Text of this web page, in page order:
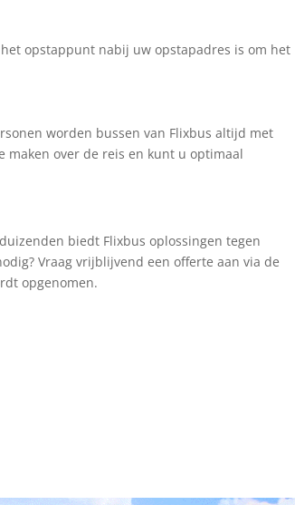
opstappunt nabij uw opstapadres is om het
worden bussen van Flixbus altijd met
maken over de reis en kunt u optimaal
biedt Flixbus oplossingen tegen
Vraag vrijblijvend een offerte aan via de
opgenomen.